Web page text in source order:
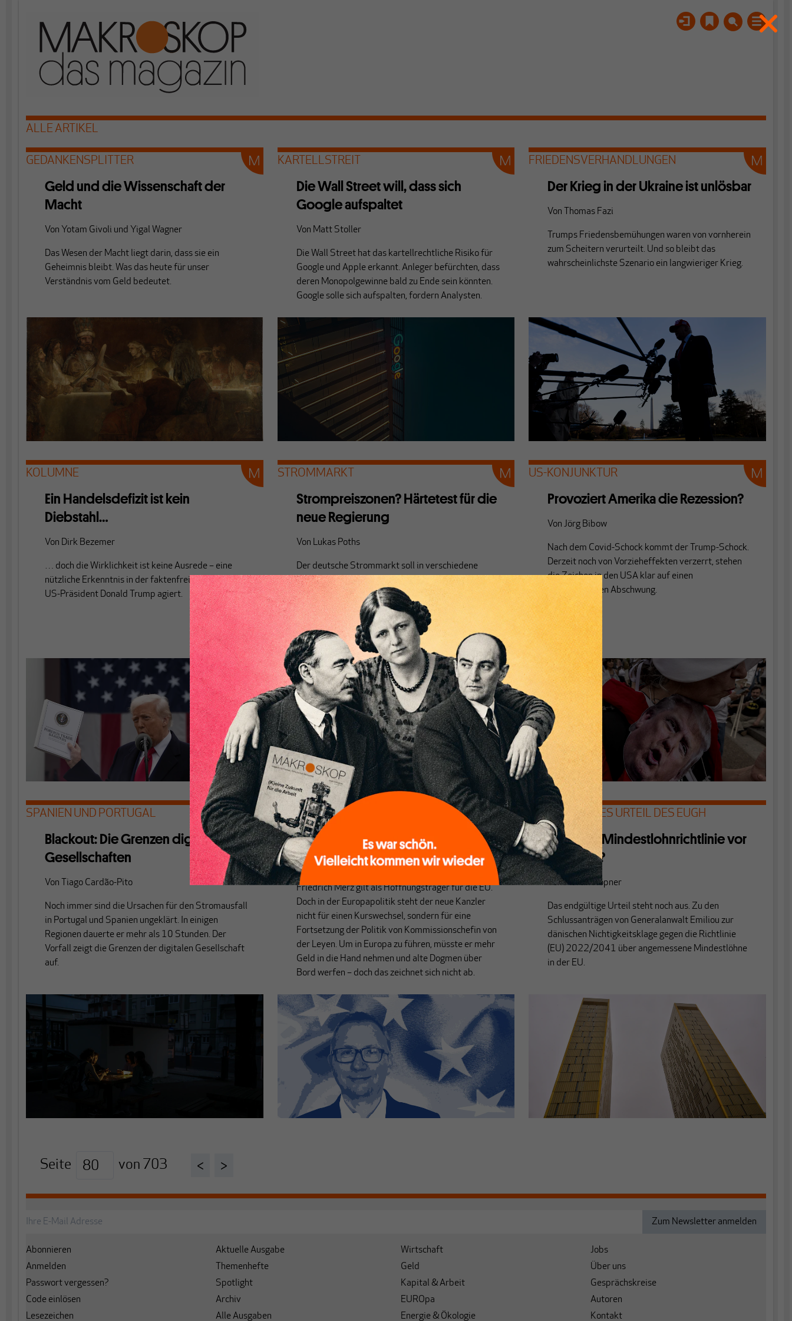
ALLE ARTIKEL
GEDANKENSPLITTER
Geld und die Wissenschaft der
Macht
Von Yotam Givoli und Yigal Wagner
Das Wesen der Macht liegt darin, dass sie ein
Geheimnis bleibt. Was das heute für unser
Verständnis vom Geld bedeutet.
KARTELLSTREIT
Die Wall Street will, dass sich
Google aufspaltet
Von Matt Stoller
Die Wall Street hat das kartellrechtliche Risiko für
Google und Apple erkannt. Anleger befürchten, dass
deren Monopolgewinne bald zu Ende sein könnten.
Google solle sich aufspalten, fordern Analysten.
FRIEDENSVERHANDLUNGEN
Der Krieg in der Ukraine ist unlösbar
Von Thomas Fazi
Trumps Friedensbemühungen waren von vornherein
zum Scheitern verurteilt. Und so bleibt das
wahrscheinlichste Szenario ein langwieriger Krieg.
KOLUMNE
Ein Handelsdefizit ist kein
Diebstahl…
Von Dirk Bezemer
… doch die Wirklichkeit ist keine Ausrede – eine
nützliche Erkenntnis in der faktenfreien Welt, in der
US-Präsident Donald Trump agiert.
STROMMARKT
Strompreiszonen? Härtetest für die
neue Regierung
Von Lukas Poths
Der deutsche Strommarkt soll in verschiedene
Preiszonen aufgeteilt werden, heißt es in einem
Bericht der europäischen
Übertragungsnetzbetreiber. Doch das ist im
Koalitionsvertrag nicht vorgesehen. Über
Hintergründe und mögliche Auswirkungen.
US-KONJUNKTUR
Provoziert Amerika die Rezession?
VonJörg Bibow
Nach dem Covid-Schock kommt der Trump-Schock.
Derzeit noch von Vorzieheffekten verzerrt, stehen
die Zeichen in den USA klar auf einen
konjunkturellen Abschwung.
SPANIEN UND PORTUGAL
Blackout: Die Grenzen digitaler
Gesellschaften
Von Tiago Cardão-Pito
Noch immer sind die Ursachen für den Stromausfall
in Portugal und Spanien ungeklärt. In einigen
Regionen dauerte er mehr als 10 Stunden. Der
Vorfall zeigt die Grenzen der digitalen Gesellschaft
auf.
BRIEF AUS BRÜSSEL
Neue deutsche Führung, alte Politik
Von Eric Bonse
Friedrich Merz gilt als Hoffnungsträger für die EU.
Doch in der Europapolitik steht der neue Kanzler
nicht für einen Kurswechsel, sondern für eine
Fortsetzung der Politik von Kommissionschefin von
der Leyen. Um in Europa zu führen, müsste er mehr
Geld in die Hand nehmen und alte Dogmen über
Bord werfen – doch das zeichnet sich nicht ab.
AUSSTEHENDES URTEIL DES EUGH
Steht die Mindestlohnrichtlinie vor
dem Aus?
VonMartin Höpner
Das endgültige Urteil steht noch aus. Zu den
Schlussanträgen von Generalanwalt Emiliou zur
dänischen Nichtigkeitsklage gegen die Richtlinie
(EU) 2022/2041 über angemessene Mindestlöhne
in der EU.
Seite von 703 < >
Abonnieren
Anmelden
Passwort vergessen?
Code einlösen
Lesezeichen
Aktuelle Ausgabe
Themenhefte
Spotlight
Archiv
Alle Ausgaben
Wirtschaft
Geld
Kapital & Arbeit
EUROpa
Energie & Ökologie
Jobs
Über uns
Gesprächskreise
Autoren
Kontakt